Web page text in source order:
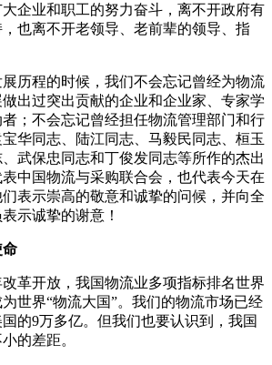
企业和职工的努力奋斗，离不开政府有
也离不开老领导、老前辈的领导、指
历程的时候，我们不会忘记曾经为物流
出过突出贡献的企业和企业家、专家学
；不会忘记曾经担任物流管理部门和行
华同志、陆江同志、马毅民同志、桓玉
武保忠同志和丁俊发同志等所作的杰出
中国物流与采购联合会，也代表今天在
表示崇高的敬意和诚挚的问候，并向全
示诚挚的谢意！
命
革开放，我国物流业多项指标排名世界
世界“物流大国”。我们的物流市场已经
的9万多亿。但我们也要认识到，我国
的差距。